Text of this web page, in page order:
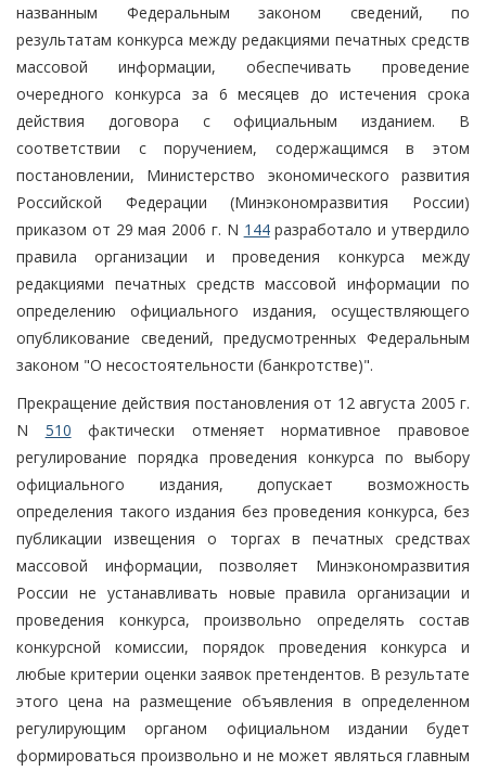
названным Федеральным законом сведений, по
результатам конкурса между редакциями печатных средств
массовой информации, обеспечивать проведение
очередного конкурса за 6 месяцев до истечения срока
действия договора с официальным изданием. В
соответствии с поручением, содержащимся в этом
постановлении, Министерство экономического развития
Российской Федерации (Минэкономразвития России)
приказом от 29 мая 2006 г. N 144разработало и утвердило
правила организации и проведения конкурса между
редакциями печатных средств массовой информации по
определению официального издания, осуществляющего
опубликование сведений, предусмотренных Федеральным
законом "О несостоятельности (банкротстве)".
Прекращение действия постановления от 12 августа 2005 г.
N 510 фактически отменяет нормативное правовое
регулирование порядка проведения конкурса по выбору
официального издания, допускает возможность
определения такого издания без проведения конкурса, без
публикации извещения о торгах в печатных средствах
массовой информации, позволяет Минэкономразвития
России не устанавливать новые правила организации и
проведения конкурса, произвольно определять состав
конкурсной комиссии, порядок проведения конкурса и
любые критерии оценки заявок претендентов. В результате
этого цена на размещение объявления в определенном
регулирующим органом официальном издании будет
формироваться произвольно и не может являться главным